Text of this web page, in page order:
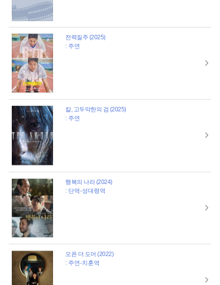
전력질주 (2025)
: 주연
칼, 고두막한의 검 (2025)
: 주연
행복의 나라 (2024)
: 단역-성대령역
오픈 더 도어 (2022)
: 주연-치훈역